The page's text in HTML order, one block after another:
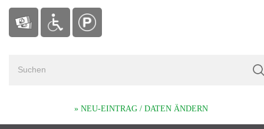
» NEU-EINTRAG / DATEN ÄNDERN